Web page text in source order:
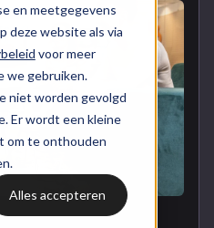
en meetgegevens
deze website als via
voor meer
we gebruiken.
niet worden gevolgd
Er wordt een kleine
om te onthouden
Alles accepteren
Please refresh the